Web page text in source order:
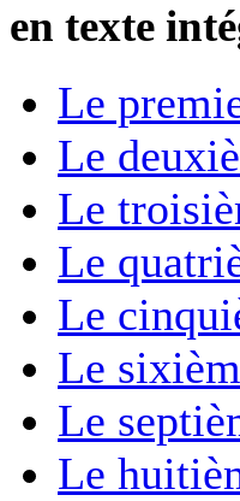
en texte
Le
Le
Le
Le
Le
Le
Le
Le